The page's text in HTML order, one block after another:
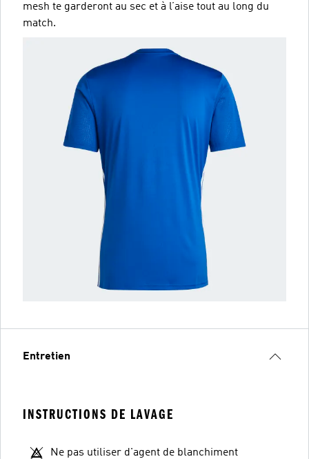
mesh te garderont au sec et à l’aise tout au long du
match.
Entretien
INSTRUCTIONS DE LAVAGE
Ne pas utiliser d'agent de blanchiment